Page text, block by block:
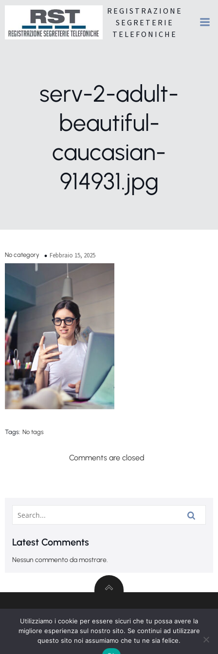
REGISTRAZIONE
SEGRETERIE
TELEFONICHE
serv-2-adult-
beautiful-
caucasian-
914931.jpg
No category Febbraio 15, 2025
Tags: No tags
Comments are closed
Latest Comments
Nessun commento da mostrare.
repudiandae. In his nemore temporibus consequuntur,
vim ad prima vivendum consetetur. Viderer feugiat at pro,
mea aperiam
Utilizziamo i cookie per essere sicuri che tu possa avere la
migliore esperienza sul nostro sito. Se continui ad utilizzare
questo sito noi assumiamo che tu ne sia felice.